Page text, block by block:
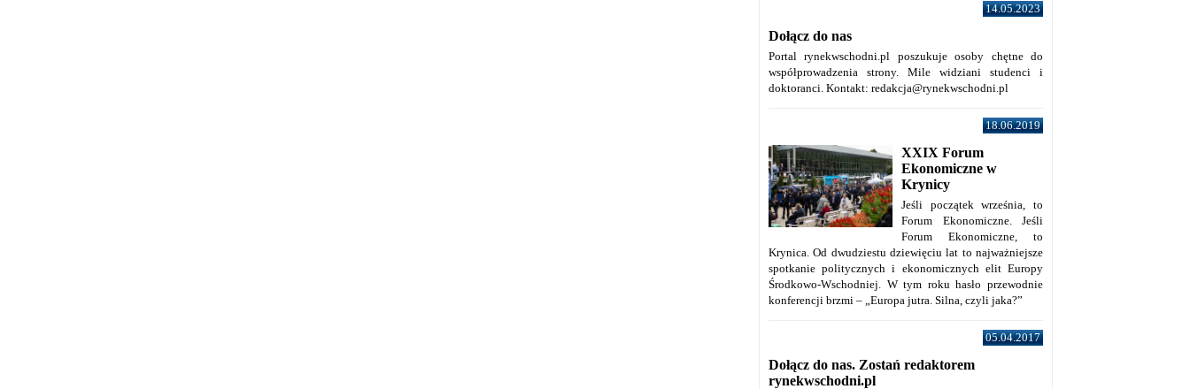
14.05.2023
Dołącz do nas
Portal rynekwschodni.pl poszukuje osoby chętne do
współprowadzenia strony. Mile widziani studenci i
doktoranci. Kontakt: redakcja@rynekwschodni.pl
18.06.2019
XXIX Forum
Ekonomiczne w
Krynicy
Jeśli początek września, to
Forum Ekonomiczne. Jeśli
Forum Ekonomiczne, to
Krynica. Od dwudziestu dziewięciu lat to najważniejsze
spotkanie politycznych i ekonomicznych elit Europy
Środkowo-Wschodniej. W tym roku hasło przewodnie
konferencji brzmi – „Europa jutra. Silna, czyli jaka?”
05.04.2017
Dołącz do nas. Zostań redaktorem
rynekwschodni.pl